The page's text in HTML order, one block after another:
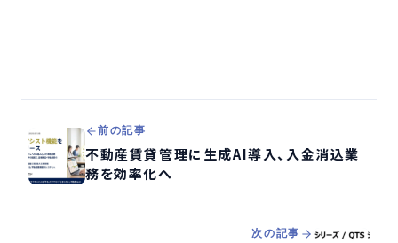
前の記事
不動産賃貸管理に生成AI導入、入金消込業
務を効率化へ
次の記事